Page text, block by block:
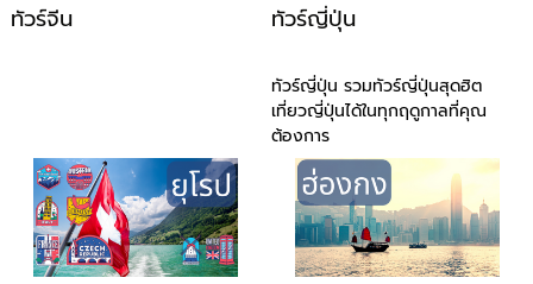
ทัวร์จีน ทัวร์ญี่ปุ่น
ทัวร์ญี่ปุ่น รวมทัวร์ญี่ปุ่นสุดฮิต
เที่ยวญี่ปุ่นได้ในทุกฤดูกาลที่คุณ
ต้องการ